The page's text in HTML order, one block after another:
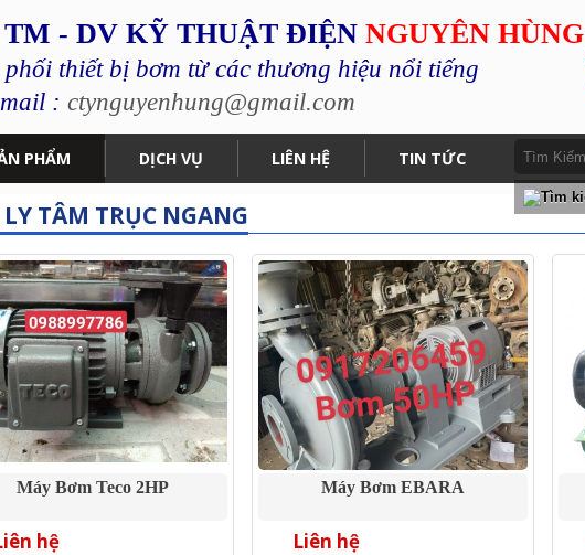
TM - DV KỸ THUẬT ĐIỆN NGUYÊN HÙNG
thiết bị bơm từ các thương hiệu nổi tiếng
: ctynguyenhung@gmail.com
PHẨM DỊCH VỤ LIÊN HỆ TIN TỨC
TÂM TRỤC NGANG
Máy Bơm Teco 2HP
hệ
Máy Bơm EBARA
Liên hệ